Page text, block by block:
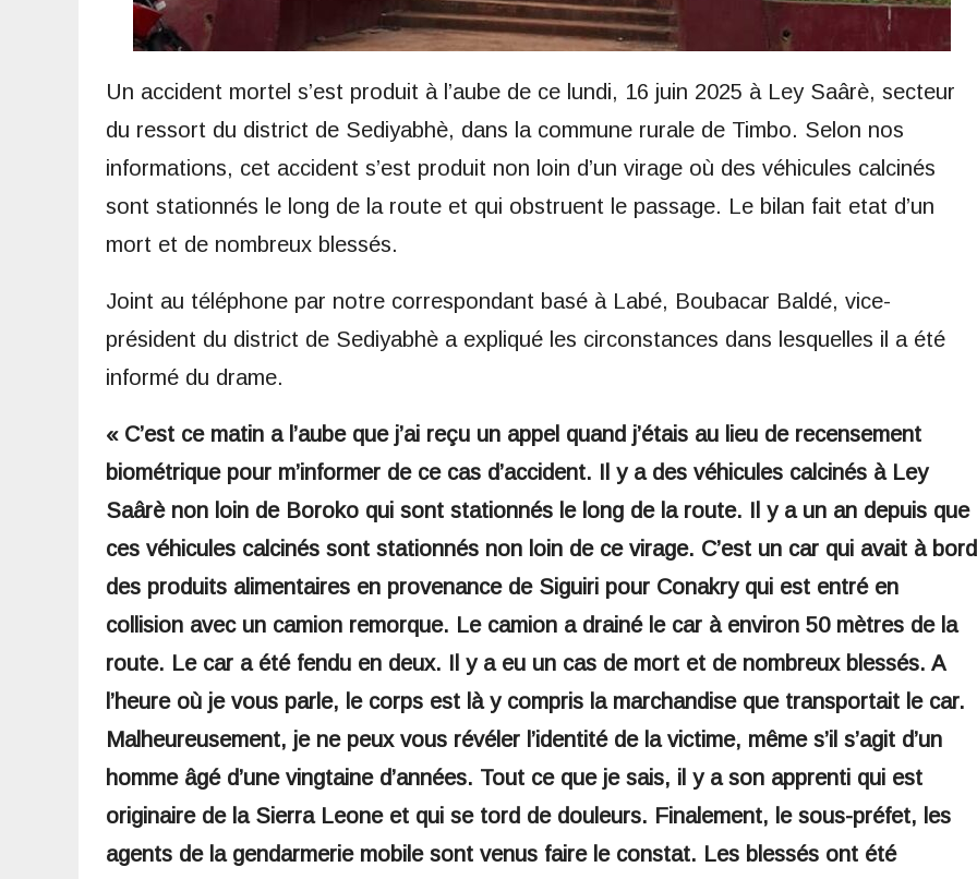
Un accident mortel s’est produit à l’aube de ce lundi, 16 juin 2025 à Ley Saârè, secteur
du ressort du district de Sediyabhè, dans la commune rurale de Timbo. Selon nos
informations, cet accident s’est produit non loin d’un virage où des véhicules calcinés
sont stationnés le long de la route et qui obstruent le passage. Le bilan fait etat d’un
mort et de nombreux blessés.
Joint au téléphone par notre correspondant basé à Labé, Boubacar Baldé, vice-
président du district de Sediyabhè a expliqué les circonstances dans lesquelles il a été
informé du drame.
« C’est ce matin a l’aube que j’ai reçu un appel quand j’étais au lieu de recensement
biométrique pour m’informer de ce cas d’accident. Il y a des véhicules calcinés à Ley
Saârè non loin de Boroko qui sont stationnés le long de la route. Il y a un an depuis que
ces véhicules calcinés sont stationnés non loin de ce virage. C’est un car qui avait à bord
des produits alimentaires en provenance de Siguiri pour Conakry qui est entré en
collision avec un camion remorque. Le camion a drainé le car à environ 50 mètres de la
route. Le car a été fendu en deux. Il y a eu un cas de mort et de nombreux blessés. A
l’heure où je vous parle, le corps est là y compris la marchandise que transportait le car.
Malheureusement, je ne peux vous révéler l’identité de la victime, même s’il s’agit d’un
homme âgé d’une vingtaine d’années. Tout ce que je sais, il y a son apprenti qui est
originaire de la Sierra Leone et qui se tord de douleurs. Finalement, le sous-préfet, les
agents de la gendarmerie mobile sont venus faire le constat. Les blessés ont été